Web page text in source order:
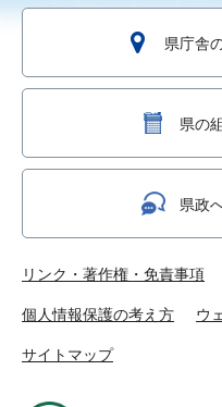
県庁舎
県の
県政
リンク・著作権・免責事項
個人情報保護の考え方 ウ
サイトマップ